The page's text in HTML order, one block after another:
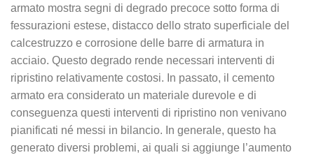
armato mostra segni di degrado precoce sotto forma di
fessurazioni estese, distacco dello strato superficiale del
calcestruzzo e corrosione delle barre di armatura in
acciaio. Questo degrado rende necessari interventi di
ripristino relativamente costosi. In passato, il cemento
armato era considerato un materiale durevole e di
conseguenza questi interventi di ripristino non venivano
pianificati né messi in bilancio. In generale, questo ha
generato diversi problemi, ai quali si aggiunge l’aumento